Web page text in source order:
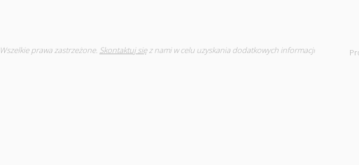
Wszelkie prawa zastrzeżone. Skontaktuj sięz nami w celu uzyskania dodatkowych informacji